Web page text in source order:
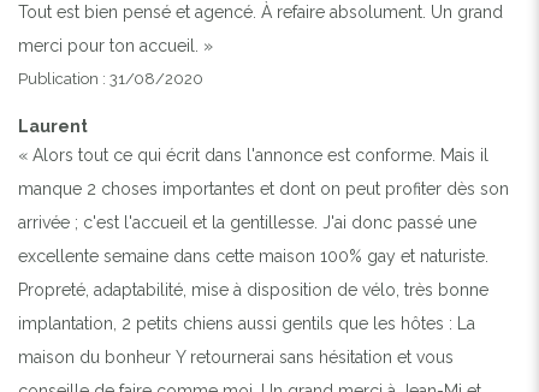
Tout est bien pensé et agencé. À refaire absolument. Un grand
merci pour ton accueil. »
Publication : 31/08/2020
Laurent
« Alors tout ce qui écrit dans l'annonce est conforme. Mais il
manque 2 choses importantes et dont on peut profiter dès son
arrivée ; c'est l'accueil et la gentillesse. J'ai donc passé une
excellente semaine dans cette maison 100% gay et naturiste.
Propreté, adaptabilité, mise à disposition de vélo, très bonne
implantation, 2 petits chiens aussi gentils que les hôtes : La
maison du bonheur Y retournerai sans hésitation et vous